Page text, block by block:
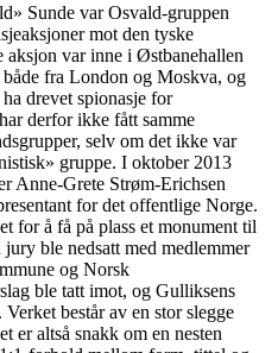
Sunde var Osvald-gruppen
mot den tyske
aksjon var inne i Østbanehallen
fra London og Moskva, og
drevet spionasje for
derfor ikke fått samme
selv om det ikke var
gruppe. I oktober 2013
Anne-Grete Strøm-Erichsen
for det offentlige Norge.
for å få på plass et monument til
ble nedsatt med medlemmer
og Norsk
ble tatt imot, og Gulliksens
består av en stor slegge
er altså snakk om en nesten